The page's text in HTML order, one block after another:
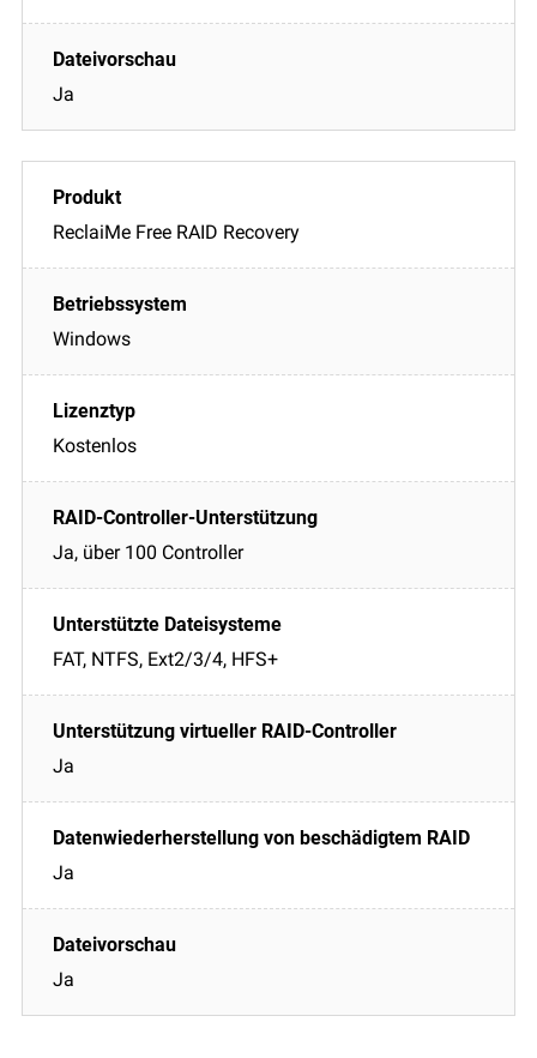
Ja
ReclaiMe Free RAID Recovery
Windows
Kostenlos
Ja, über 100 Controller
FAT, NTFS, Ext2/3/4, HFS+
Ja
Ja
Ja